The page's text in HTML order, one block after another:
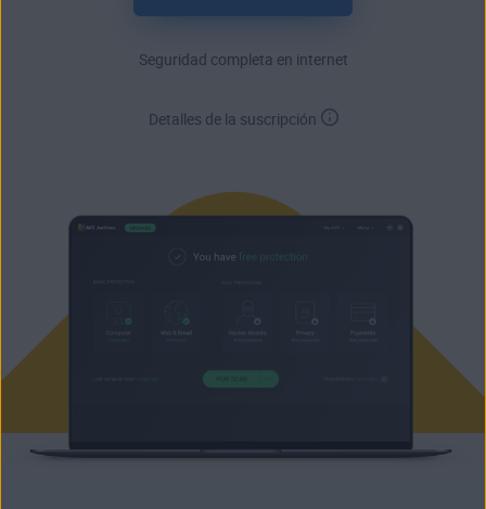
Seguridad completa en internet
Detalles de la suscripción